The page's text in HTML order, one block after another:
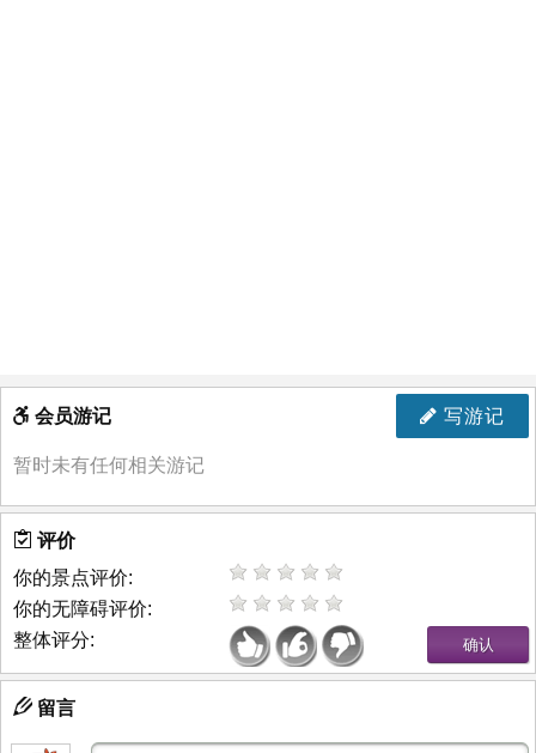
写游记
会员游记
暂时未有任何相关游记
评价
你的景点评价:
你的无障碍评价:
整体评分:
留言